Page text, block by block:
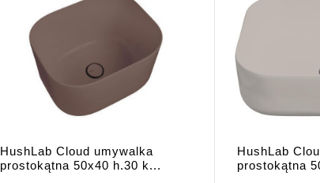
HushLab Cloud umywalka
prostokątna 50x40 h.30 k...
HushLab
prostokątna